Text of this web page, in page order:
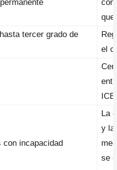
que
tercer grado de
el
con incapacidad
La
y la
se